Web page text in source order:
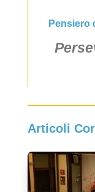
Pensiero
Articoli